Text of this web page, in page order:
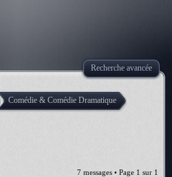
Recherche avancée
Comédie & Comédie Dramatique
7 messages • Page 1 sur 1